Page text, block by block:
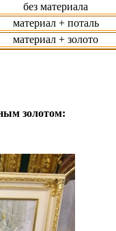
без материала
материал + поталь
материал + золото
золотом: